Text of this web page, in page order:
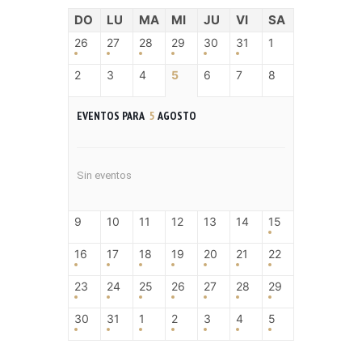
DO LU MA MI JU VI SA
26 27 28 29 30 31 1
2 3 4 5 6 7 8
EVENTOS PARA 5 AGOSTO
Sin eventos
9 10 11 12 13 14 15
16 17 18 19 20 21 22
23 24 25 26 27 28 29
30 31 1 2 3 4 5